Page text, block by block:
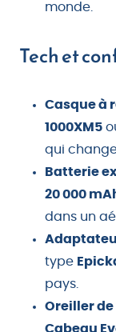
monde.
Tech et
Casque à
1000XM5
qui
Batterie
20 000
dans un
type
pays.
Oreiller
Cabeau